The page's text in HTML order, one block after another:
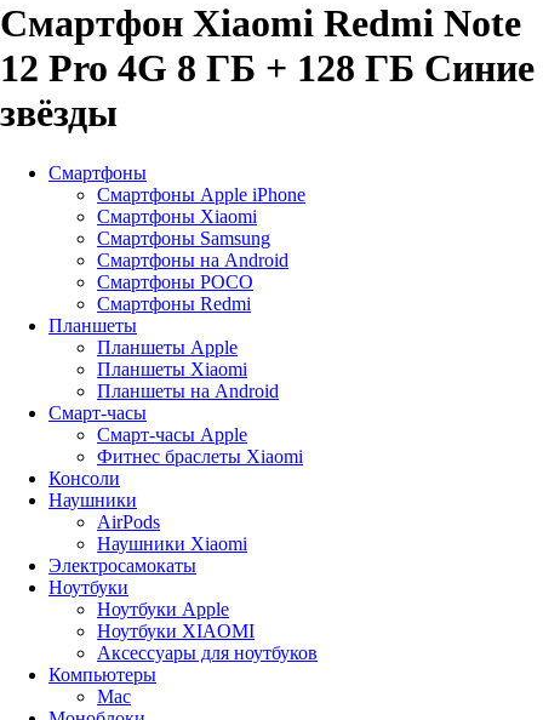
Смартфон Xiaomi Redmi Note
12 Pro 4G 8 ГБ + 128 ГБ Синие
звёзды
Смартфоны
Смартфоны Apple iPhone
Смартфоны Хiaomi
Смартфоны Samsung
Смартфоны на Android
Смартфоны POCO
Смартфоны Redmi
Планшеты
Планшеты Apple
Планшеты Xiaomi
Планшеты на Android
Смарт-часы
Смарт-часы Apple
Фитнес браслеты Xiaomi
Консоли
Наушники
AirPods
Наушники Xiaomi
Электросамокаты
Ноутбуки
Ноутбуки Apple
Ноутбуки XIAOMI
Аксессуары для ноутбуков
Компьютеры
Mac